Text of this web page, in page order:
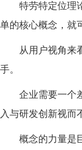
特劳特定位理
单的核心概念，就
从用户视角来
手。
企业需要一个
入与研发创新视而
概念的力量是